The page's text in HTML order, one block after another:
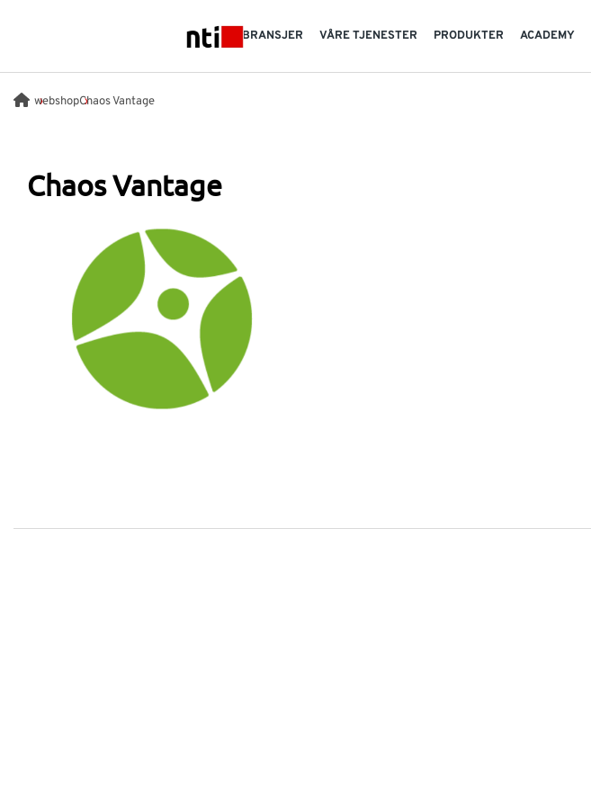
NTI logo
BRANSJER VÅRE TJENESTER PRODUKTER ACADEMY
webshopChaos Vantage
Chaos Vantage